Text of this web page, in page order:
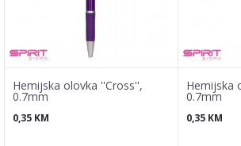
Hemijska olovka ''Cross'',
0.7mm
0,35 KM
Hemijska
0.7mm
0,35 KM